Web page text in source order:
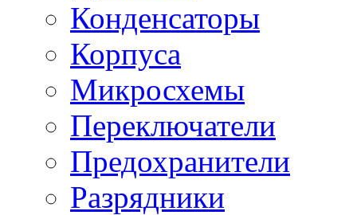
Конденсаторы
Корпуса
Микросхемы
Переключатели
Предохранители
Разрядники